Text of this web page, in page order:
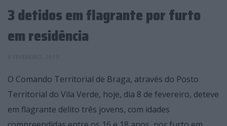
3 detidos em flagrante por furto
em residência
O Comando Territorial de Braga, através do Posto
Territorial do Vila Verde, hoje, dia 8 de fevereiro, deteve
em flagrante delito três jovens, com idades